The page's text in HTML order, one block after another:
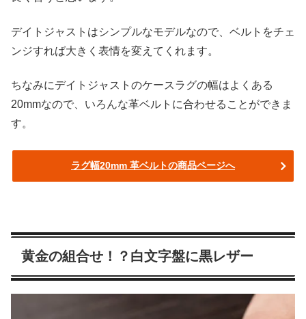
デイトジャストはシンプルなモデルなので、ベルトをチェ
ンジすれば大きく表情を変えてくれます。
ちなみにデイトジャストのケースラグの幅はよくある
20mmなので、いろんな革ベルトに合わせることができま
す。
ラグ幅20mm 革ベルトの商品ページへ
黄金の組合せ！？白文字盤に黒レザー